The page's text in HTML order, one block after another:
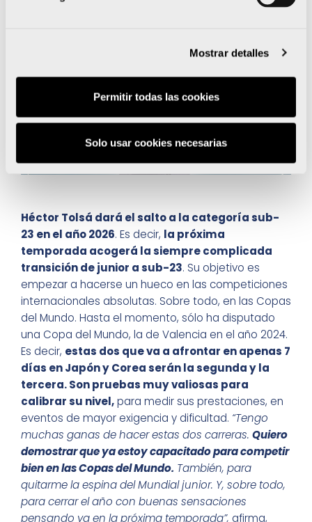
Mostrar detalles
Permitir todas las cookies
Solo usar cookies necesarias
Héctor Tolsá dará el salto a la categoría sub-
23 en el año 2026. Es decir, la próxima
temporada acogerá la siempre complicada
transición de junior a sub-23. Su objetivo es
empezar a hacerse un hueco en las competiciones
internacionales absolutas. Sobre todo, en las Copas
del Mundo. Hasta el momento, sólo ha disputado
una Copa del Mundo, la de Valencia en el año 2024.
Es decir, estas dos que va a afrontar en apenas 7
días en Japón y Corea serán la segunda y la
tercera. Son pruebas muy valiosas para
calibrar su nivel,para medir sus prestaciones, en
eventos de mayor exigencia y dificultad. “Tengo
muchas ganas de hacer estas dos carreras. Quiero
demostrar que ya estoy capacitado para competir
bien en las Copas del Mundo. También, para
quitarme la espina del Mundial junior. Y, sobre todo,
para cerrar el año con buenas sensaciones
pensando ya en la próxima temporada”, afirma,